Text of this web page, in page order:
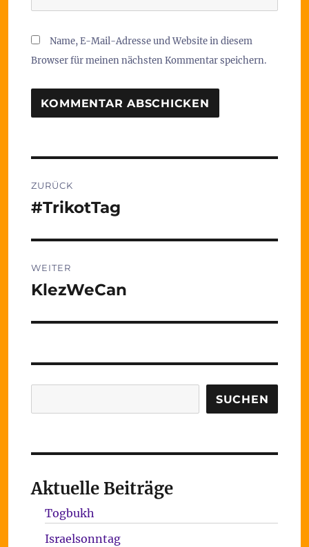
Name, E-Mail-Adresse und Website in diesem
Browser für meinen nächsten Kommentar speichern.
ZURÜCK
Vorheriger
#TrikotTag
WEITER
Nächster
KlezWeCan
SUCHEN
Aktuelle Beiträge
Togbukh
Israelsonntag